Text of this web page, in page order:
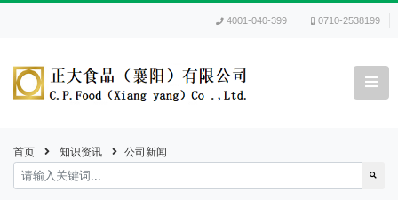
4001-040-399 0710-2538199
首页 知识资讯 公司新闻